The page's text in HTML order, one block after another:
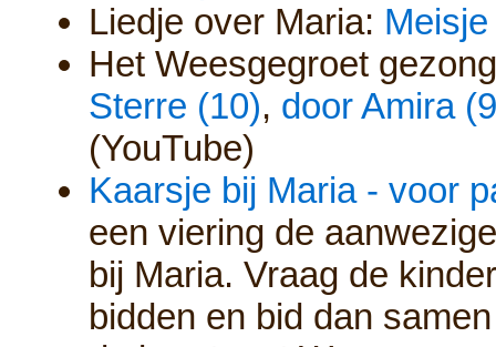
Liedje over Maria:
Het Weesgegroet
Sterre (10), door Amira
(YouTube)
Kaarsje bij Maria - voor
een viering de
bij Maria. Vraag de
bidden en bid dan